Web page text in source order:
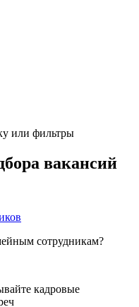
или фильтры
вакансий
сотрудникам?
кадровые